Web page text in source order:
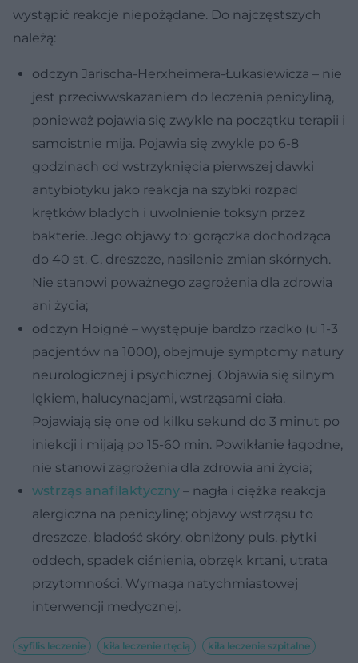
wystąpić reakcje niepożądane. Do najczęstszych
należą:
odczyn Jarischa-Herxheimera-Łukasiewicza – nie
jest przeciwwskazaniem do leczenia penicyliną,
ponieważ pojawia się zwykle na początku terapii i
samoistnie mija. Pojawia się zwykle po 6-8
godzinach od wstrzyknięcia pierwszej dawki
antybiotyku jako reakcja na szybki rozpad
krętków bladych i uwolnienie toksyn przez
bakterie. Jego objawy to: gorączka dochodząca
do 40 st. C, dreszcze, nasilenie zmian skórnych.
Nie stanowi poważnego zagrożenia dla zdrowia
ani życia;
odczyn Hoigné – występuje bardzo rzadko (u 1-3
pacjentów na 1000), obejmuje symptomy natury
neurologicznej i psychicznej. Objawia się silnym
lękiem, halucynacjami, wstrząsami ciała.
Pojawiają się one od kilku sekund do 3 minut po
iniekcji i mijają po 15-60 min. Powikłanie łagodne,
nie stanowi zagrożenia dla zdrowia ani życia;
wstrząs anafilaktyczny – nagła i ciężka reakcja
alergiczna na penicylinę; objawy wstrząsu to
dreszcze, bladość skóry, obniżony puls, płytki
oddech, spadek ciśnienia, obrzęk krtani, utrata
przytomności. Wymaga natychmiastowej
interwencji medycznej.
syfilis leczenie kiła leczenie rtęcią kiła leczenie szpitalne